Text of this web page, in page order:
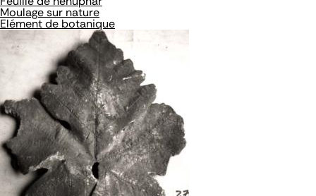
Moulage sur nature
Elément de botanique